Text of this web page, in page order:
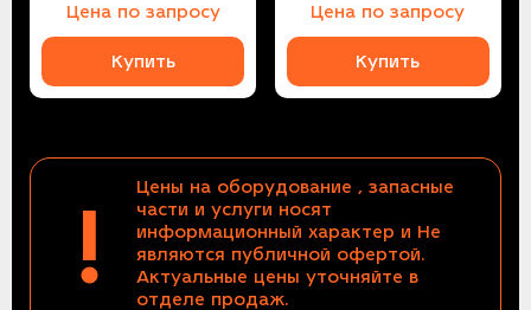
Цена по запросу
Купить
Цена по запросу
Купить
!
Цены на оборудование , запасные
части и услуги носят
информационный характер и Не
являются публичной офертой.
Актуальные цены уточняйте в
отделе продаж.